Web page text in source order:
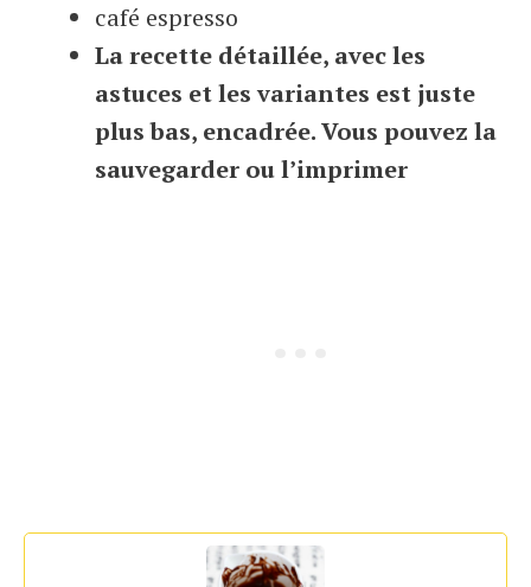
café espresso
La recette détaillée, avec les
astuces et les variantes est juste
plus bas, encadrée. Vous pouvez la
sauvegarder ou l’imprimer